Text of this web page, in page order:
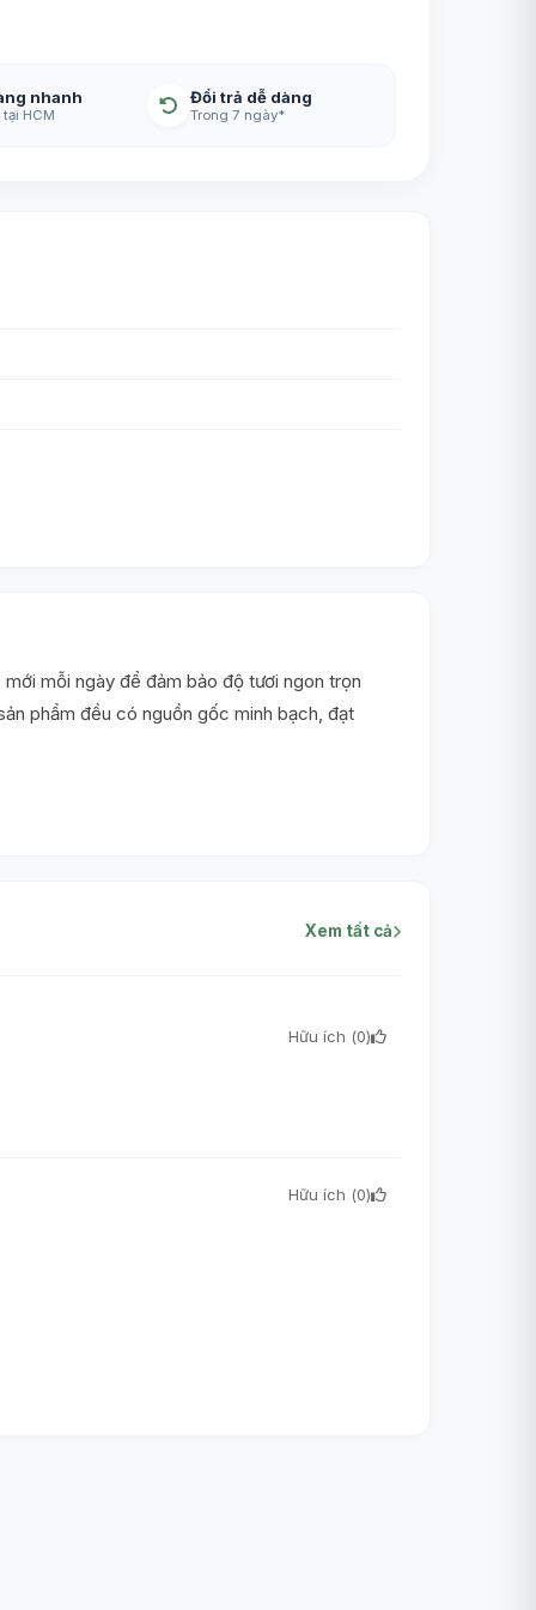
nhanh
tại HCM
Đổi trả dễ dàng
Trong 7 ngày*
mỗi ngày để đảm bảo độ tươi ngon trọn
phẩm đều có nguồn gốc minh bạch, đạt
Xem tất cả
Hữu ích (0)
Hữu ích (0)